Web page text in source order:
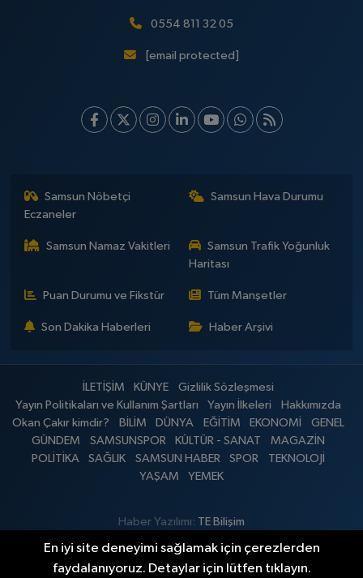
0554 811 32 05
[email protected]
Samsun Nöbetçi
Eczaneler
Samsun Hava Durumu
Samsun Namaz Vakitleri
Samsun Trafik Yoğunluk
Haritası
Puan Durumu ve Fikstür Tüm Manşetler
Son Dakika Haberleri Haber Arşivi
İLETİŞİM KÜNYE
Gizlilik Sözleşmesi
Yayın Politikaları ve Kullanım Şartları
Yayın İlkeleri
Hakkımızda
Okan Çakır kimdir?
BİLİM DÜNYA EĞİTİM EKONOMİ
GENEL
GÜNDEM
SAMSUNSPOR KÜLTÜR - SANAT
MAGAZİN
POLİTİKA
SAĞLIK SAMSUN HABER SPOR
TEKNOLOJİ
YAŞAM
YEMEK
Haber Yazılımı: TE Bilişim
En iyi site deneyimi sağlamak için çerezlerden
faydalanıyoruz. Detaylar için lütfen tıklayın.